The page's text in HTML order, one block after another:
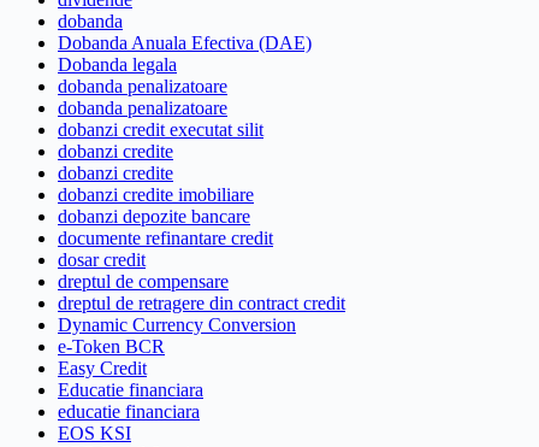
dobanda
Dobanda Anuala Efectiva (DAE)
Dobanda legala
dobanda penalizatoare
dobanda penalizatoare
dobanzi credit executat silit
dobanzi credite
dobanzi credite
dobanzi credite imobiliare
dobanzi depozite bancare
documente refinantare credit
dosar credit
dreptul de compensare
dreptul de retragere din contract credit
Dynamic Currency Conversion
e-Token BCR
Easy Credit
Educatie financiara
educatie financiara
EOS KSI